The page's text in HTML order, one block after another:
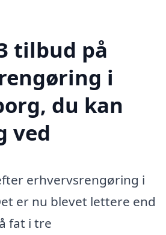
tilbud på
i
du kan
ved
erhvervsrengøring i
er nu blevet lettere end
fat i tre